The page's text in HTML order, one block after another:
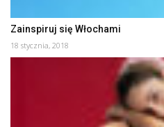
Zainspiruj się Włochami
18 stycznia, 2018